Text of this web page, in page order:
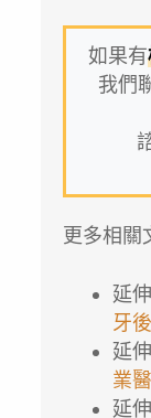
如果有
我們
更多相關
延
牙
延
業
延